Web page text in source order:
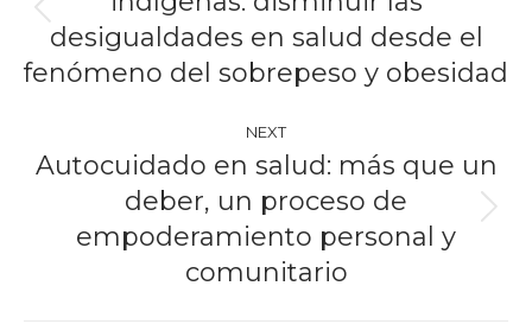
post:
desigualdades en salud desde el
fenómeno del sobrepeso y obesidad
NEXT
Next
post:
Autocuidado en salud: más que un
deber, un proceso de
empoderamiento personal y
comunitario